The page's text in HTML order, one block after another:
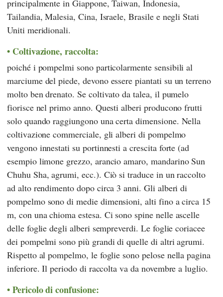
principalmente in Giappone, Taiwan, Indonesia,
Tailandia, Malesia, Cina, Israele, Brasile e negli Stati
Uniti meridionali.
Coltivazione, raccolta:
poiché i pompelmi sono particolarmente sensibili al
marciume del piede, devono essere piantati su un terreno
molto ben drenato. Se coltivato da talea, il pumelo
fiorisce nel primo anno. Questi alberi producono frutti
solo quando raggiungono una certa dimensione. Nella
coltivazione commerciale, gli alberi di pompelmo
vengono innestati su portinnesti a crescita forte (ad
esempio limone grezzo, arancio amaro, mandarino Sun
Chuhu Sha, agrumi, ecc.). Ciò si traduce in un raccolto
ad alto rendimento dopo circa 3 anni. Gli alberi di
pompelmo sono di medie dimensioni, alti fino a circa 15
m, con una chioma estesa. Ci sono spine nelle ascelle
delle foglie degli alberi sempreverdi. Le foglie coriacee
dei pompelmi sono più grandi di quelle di altri agrumi.
Rispetto al pompelmo, le foglie sono pelose nella pagina
inferiore. Il periodo di raccolta va da novembre a luglio.
Pericolo di confusione: